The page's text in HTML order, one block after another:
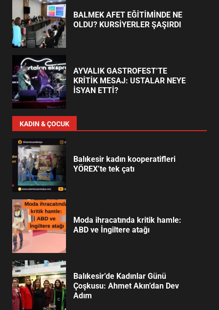
BALMEK AFET EĞİTİMİNDE NE
OLDU? KURSİYERLER ŞAŞIRDI
AYVALIK GASTROFEST’TE
KRİTİK MESAJ: USTALAR NEYE
İSYAN ETTİ?
KADIN & ÇOCUK
Balıkesir kadın kooperatifleri
YÖREX’te tek çatı
Moda ihracatında kritik hamle:
ABD ve İngiltere atağı
Balıkesir’de Kadınlar Günü
Çoşkusu: Ahmet Akın’dan Dev
Adım